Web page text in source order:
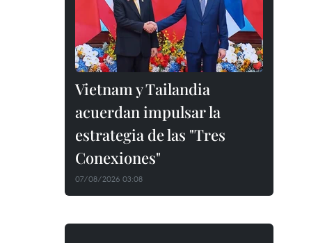
Vietnam y Tailandia
acuerdan impulsar la
estrategia de las "Tres
Conexiones"
07/08/2026 03:08